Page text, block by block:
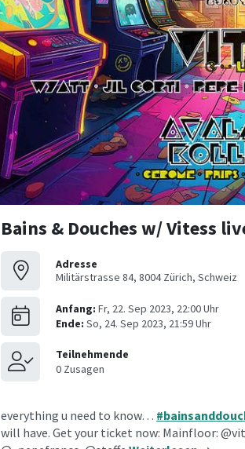
Bains & Douches w/ Vitess
Adresse
Militärstrasse 84, 8004 Zürich, Schweiz
everything u need to know…
will have. Get your ticket now: Mainfloor: